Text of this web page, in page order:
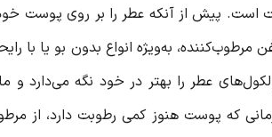
است. پیش از آنکه عطر را بر روی پوست
به‌ویژه انواع بدون بو یا با
عطر را بهتر در خود نگه می‌دارد و
که پوست هنوز کمی رطوبت دارد، از